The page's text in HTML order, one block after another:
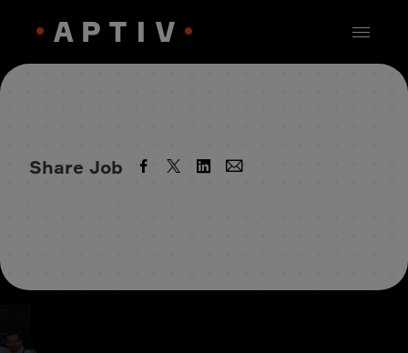
Share Job